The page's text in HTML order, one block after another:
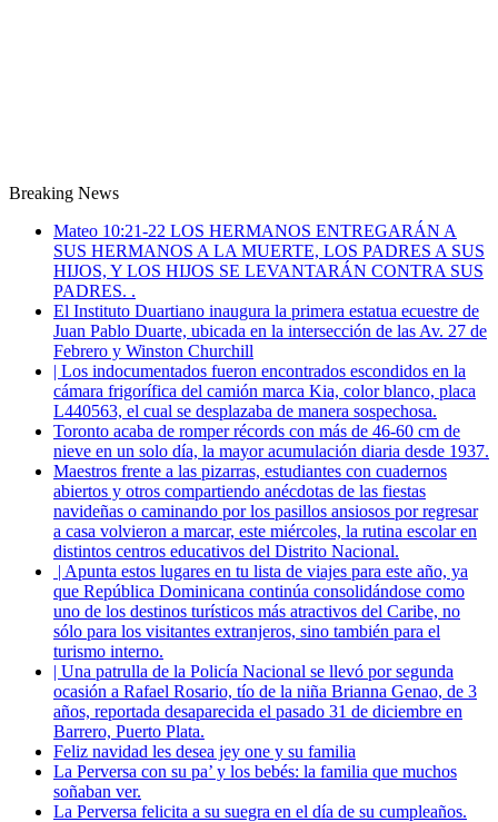
Breaking News
Mateo 10:21-22 LOS HERMANOS ENTREGARÁN A
SUS HERMANOS A LA MUERTE, LOS PADRES A SUS
HIJOS, Y LOS HIJOS SE LEVANTARÁN CONTRA SUS
PADRES. .
El Instituto Duartiano inaugura la primera estatua ecuestre de
Juan Pablo Duarte, ubicada en la intersección de las Av. 27 de
Febrero y Winston Churchill
| Los indocumentados fueron encontrados escondidos en la
cámara frigorífica del camión marca Kia, color blanco, placa
L440563, el cual se desplazaba de manera sospechosa.
Toronto acaba de romper récords con más de 46-60 cm de
nieve en un solo día, la mayor acumulación diaria desde 1937.
Maestros frente a las pizarras, estudiantes con cuadernos
abiertos y otros compartiendo anécdotas de las fiestas
navideñas o caminando por los pasillos ansiosos por regresar
a casa volvieron a marcar, este miércoles, la rutina escolar en
distintos centros educativos del Distrito Nacional.
| Apunta estos lugares en tu lista de viajes para este año, ya
que República Dominicana continúa consolidándose como
uno de los destinos turísticos más atractivos del Caribe, no
sólo para los visitantes extranjeros, sino también para el
turismo interno.
| Una patrulla de la Policía Nacional se llevó por segunda
ocasión a Rafael Rosario, tío de la niña Brianna Genao, de 3
años, reportada desaparecida el pasado 31 de diciembre en
Barrero, Puerto Plata.
Feliz navidad les desea jey one y su familia
La Perversa con su pa’ y los bebés: la familia que muchos
soñaban ver.
La Perversa felicita a su suegra en el día de su cumpleaños.